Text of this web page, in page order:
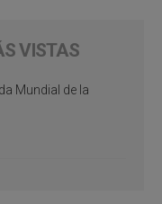
VISTAS
Mundial de la